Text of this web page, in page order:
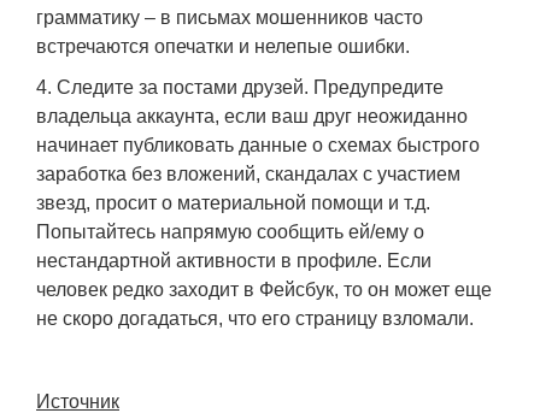
грамматику – в письмах мошенников часто
встречаются опечатки и нелепые ошибки.
Следите за постами друзей. Предупредите
владельца аккаунта, если ваш друг неожиданно
начинает публиковать данные о схемах быстрого
заработка без вложений, скандалах с участием
звезд, просит о материальной помощи и т.д.
Попытайтесь напрямую сообщить ей/ему о
нестандартной активности в профиле. Если
человек редко заходит в Фейсбук, то он может еще
не скоро догадаться, что его страницу взломали.
Источник